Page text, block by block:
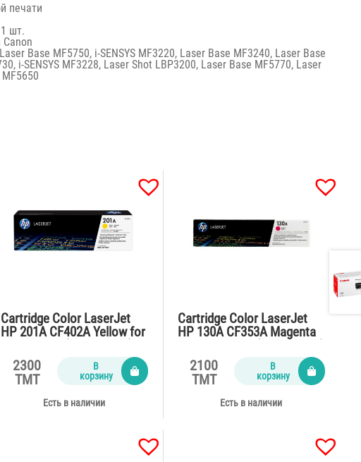
печати
1 шт.
Canon
Base MF5750, i-SENSYS MF3220, Laser Base MF3240, Laser Base
i-SENSYS MF3228, Laser Shot LBP3200, Laser Base MF5770, Laser
Cartridge Color LaserJet
HP 201A CF402A Yellow for
2300
TMT
В
корзину
Есть в наличии
Cartridge Color LaserJet
HP 130A CF353A Magenta
2100
TMT
В
корзину
Есть в наличии